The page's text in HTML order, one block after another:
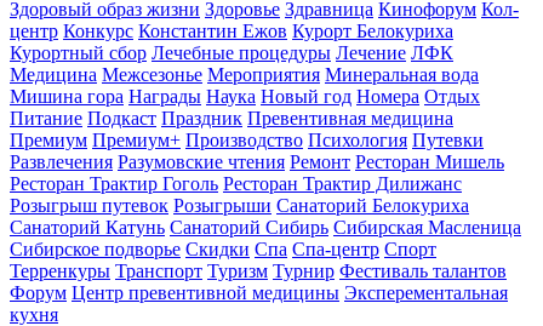
Здоровый образ жизни Здоровье Здравница Кинофорум Кол-
центр Конкурс Константин Ежов Курорт Белокуриха
Курортный сбор Лечебные процедуры Лечение ЛФК
Медицина Межсезонье Мероприятия Минеральная вода
Мишина гора Награды Наука Новый год Номера Отдых
Питание Подкаст Праздник Превентивная медицина
Премиум Премиум+ Производство Психология Путевки
Развлечения Разумовские чтения Ремонт Ресторан Мишель
Ресторан Трактир Гоголь Ресторан Трактир Дилижанс
Розыгрыш путевок Розыгрыши Санаторий Белокуриха
Санаторий Катунь Санаторий Сибирь Сибирская Масленица
Сибирское подворье Скидки Спа Спа-центр Спорт
Терренкуры Транспорт Туризм Турнир Фестиваль талантов
Форум Центр превентивной медицины Эксперементальная
кухня